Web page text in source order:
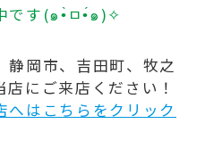
です(๑•̀ㅁ•́๑)✧
静岡市、吉田町、牧之
にご来店ください！
へはこちらをクリック